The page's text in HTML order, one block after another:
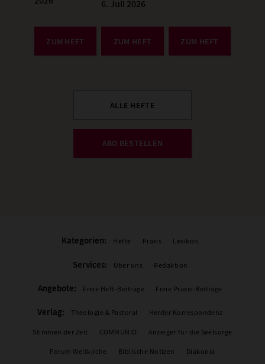
ZUM HEFT
:
6. Juli 2026
ZUM HEFT ZUM HEFT
ALLE HEFTE
ABO BESTELLEN
Kategorien: Hefte Praxis Lexikon
Services: Über uns Redaktion
Angebote: Freie Heft-Beiträge Freie Praxis-Beiträge
Verlag: Theologie & Pastoral Herder Korrespondenz
Stimmen der Zeit COMMUNIO Anzeiger für die Seelsorge
Forum Weltkirche Biblische Notizen Diakonia